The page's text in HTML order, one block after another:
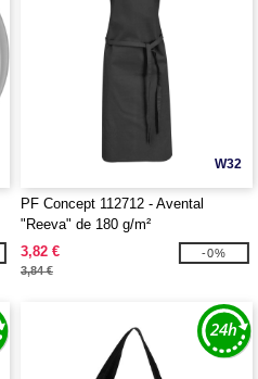
W32
PF Concept 112712 - Avental
"Reeva" de 180 g/m²
3,82 €
3,84 €
-0%